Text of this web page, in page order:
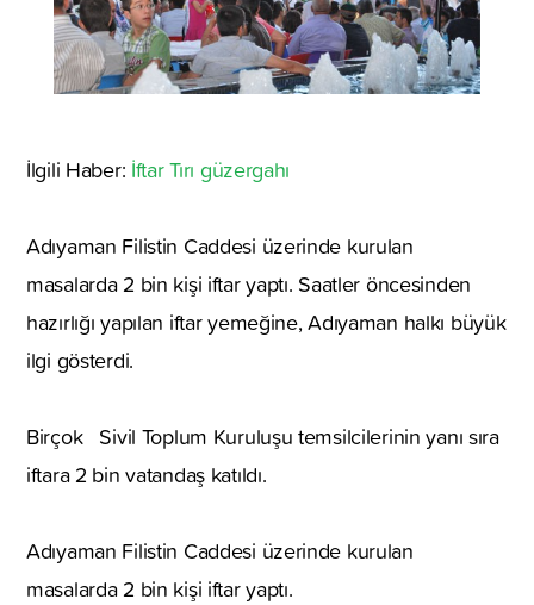
İlgili Haber: İftar Tırı güzergahı
Adıyaman Filistin Caddesi üzerinde kurulan
masalarda 2 bin kişi iftar yaptı. Saatler öncesinden
hazırlığı yapılan iftar yemeğine, Adıyaman halkı büyük
ilgi gösterdi.
Birçok Sivil Toplum Kuruluşu temsilcilerinin yanı sıra
iftara 2 bin vatandaş katıldı.
Adıyaman Filistin Caddesi üzerinde kurulan
masalarda 2 bin kişi iftar yaptı.